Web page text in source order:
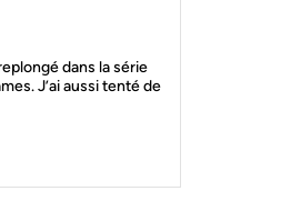
dans la série
J’ai aussi tenté de